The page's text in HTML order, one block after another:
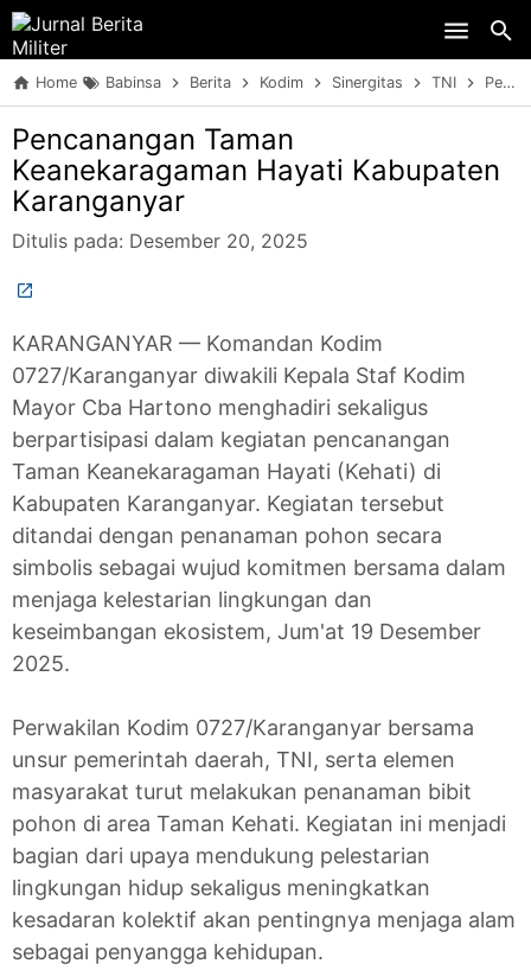
Home Babinsa Berita Kodim Sinergitas TNI Pencanangan Taman Keanekaragaman Hayati Kabupaten Karanganyar
Pencanangan Taman
Keanekaragaman Hayati Kabupaten
Karanganyar
Ditulis pada: Desember 20, 2025
KARANGANYAR — Komandan Kodim
0727/Karanganyar diwakili Kepala Staf Kodim
Mayor Cba Hartono menghadiri sekaligus
berpartisipasi dalam kegiatan pencanangan
Taman Keanekaragaman Hayati (Kehati) di
Kabupaten Karanganyar. Kegiatan tersebut
ditandai dengan penanaman pohon secara
simbolis sebagai wujud komitmen bersama dalam
menjaga kelestarian lingkungan dan
keseimbangan ekosistem, Jum'at 19 Desember
2025.
Perwakilan Kodim 0727/Karanganyar bersama
unsur pemerintah daerah, TNI, serta elemen
masyarakat turut melakukan penanaman bibit
pohon di area Taman Kehati. Kegiatan ini menjadi
bagian dari upaya mendukung pelestarian
lingkungan hidup sekaligus meningkatkan
kesadaran kolektif akan pentingnya menjaga alam
sebagai penyangga kehidupan.